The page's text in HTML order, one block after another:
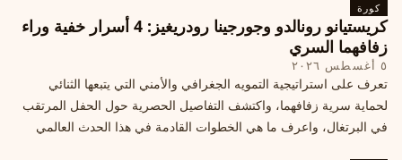
كورة
كريستيانو رونالدو وجورجينا رودريغيز: 4 أسرار خفية وراء
زفافهما السري
٥ أغسطس ٢٠٢٦
تعرف على استراتيجية التمويه الجغرافي والأمني التي يتبعها الثنائي
لحماية سرية زفافهما، واكتشف التفاصيل الحصرية حول الحفل المرتقب
في البرتغال، واعرف ما هي الخطوات القادمة في هذا الحدث العالمي